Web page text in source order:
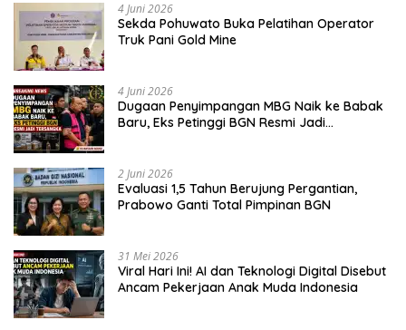
4 Juni 2026
Sekda Pohuwato Buka Pelatihan Operator
Truk Pani Gold Mine
4 Juni 2026
Dugaan Penyimpangan MBG Naik ke Babak
Baru, Eks Petinggi BGN Resmi Jadi
2 Juni 2026
Evaluasi 1,5 Tahun Berujung Pergantian,
Prabowo Ganti Total Pimpinan BGN
31 Mei 2026
Viral Hari Ini! AI dan Teknologi Digital Disebut
Ancam Pekerjaan Anak Muda Indonesia